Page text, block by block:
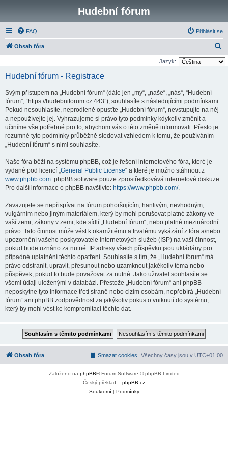
Hudební fórum
FAQ Přihlásit se
Obsah fóra
l
Jazyk:
Hudební fórum - Registrace
Svým přístupem na „Hudební fórum“ (dále jen „my“, „naše“, „nás“, “Hudební
fórum”, “https://hudebniforum.cz:443”), souhlasíte s následujícími podmínkami.
Pokud nesouhlasíte, neprodleně opusťte „Hudební fórum“, nevstupujte na něj
a nepoužívejte jej. Vyhrazujeme si právo tyto podmínky kdykoliv změnit a
učiníme vše potřebné pro to, abychom vás o této změně informovali. Přesto je
rozumné tyto podmínky průběžně sledovat vzhledem k tomu, že používáním
„Hudební fórum“ s nimi souhlasíte.
Naše fóra běží na systému phpBB, což je řešení internetového fóra, které je
vydané pod licencí „General Public License“ a které je možno stáhnout z
www.phpbb.com. phpBB software pouze zprostředkovává internetové diskuze.
Pro další informace o phpBB navštivte: https://www.phpbb.com/.
Zavazujete se nepřispívat na fórum pohoršujícím, hanlivým, nevhodným,
vulgárním nebo jiným materiálem, který by mohl porušovat platné zákony ve
vaší zemi, zákony v zemi, kde sídlí „Hudební fórum“, nebo platné mezinárodní
právo. Tato činnost může vést k okamžitému a trvalému vykázání z fóra a/nebo
upozornění vašeho poskytovatele internetových služeb (ISP) na vaši činnost,
pokud bude uznáno za nutné. IP adresy všech příspěvků jsou ukládány pro
případné uplatnění těchto opatření. Souhlasíte s tím, že „Hudební fórum“ má
právo odstranit, upravit, přesunout nebo uzamknout jakékoliv téma nebo
příspěvek, pokud to bude považovat za nutné. Jako uživatel souhlasíte se
všemi údaji uloženými v databázi. Přestože „Hudební fórum“ ani phpBB
neposkytne tyto informace třetí straně nebo cizím osobám, nepřebírá „Hudební
fórum“ ani phpBB zodpovědnost za jakýkoliv pokus o vniknutí do systému,
který by mohl vést ke kompromitaci těchto dat.
Obsah fóra Všechny časy jsou v UTC+01:00
Smazat cookies
Založeno na phpBB® Forum Software © phpBB Limited
Český překlad – phpBB.cz
Soukromí| Podmínky